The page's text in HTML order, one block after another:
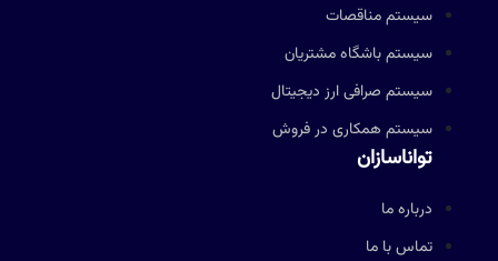
سیستم مناقصات
سیستم باشگاه مشتریان
سیستم صرافی ارز دیجیتال
سیستم همکاری در فروش
تواناسازان
درباره ما
تماس با ما